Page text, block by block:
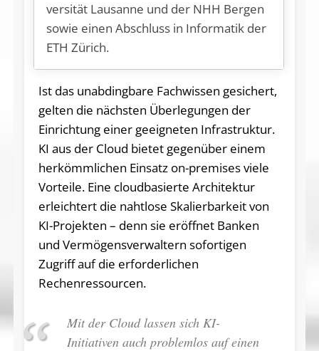
ver­si­tät Lau­sanne und der NHH Ber­gen
so­wie ei­nen Ab­schluss in In­for­ma­tik der
ETH Zürich.
Ist das unabdingbare Fachwissen gesichert,
gelten die nächsten Überlegungen der
Einrichtung einer geeigneten Infrastruktur.
KI aus der Cloud bietet gegenüber einem
herkömmlichen Einsatz on-premises viele
Vorteile. Eine cloudbasierte Architektur
erleichtert die nahtlose Skalierbarkeit von
KI-Projekten – denn sie eröffnet Banken
und Vermögensverwaltern sofortigen
Zugriff auf die erforderlichen
Rechenressourcen.
Mit der Cloud lassen sich KI-
Initiativen auch problemlos auf einen